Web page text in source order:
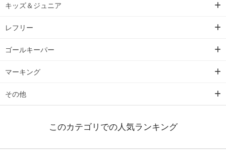
キッズ＆ジュニア
レフリー
ゴールキーパー
マーキング
その他